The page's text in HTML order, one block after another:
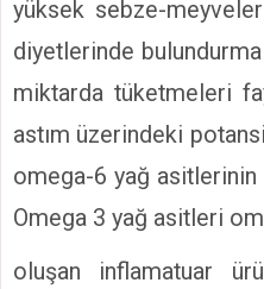
yüksek sebze-
diyetlerinde
miktarda tüketmeleri
astım üzerindeki
omega-6 yağ asitlerinin
Omega 3 yağ asitleri
oluşan inflamatuar